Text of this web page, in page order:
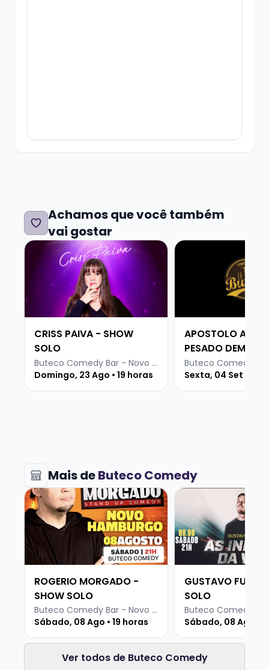
show.
É isso, divirta-se!
Achamos que você também
vai gostar
Veja mais sobre CRISS PAIVA - SHOW SOLO
CRISS PAIVA - SHOW
SOLO
Buteco Comedy Bar - Novo Hamburgo
Domingo, 23 Ago • 19 horas
Veja mais sobre
APOSTOLO
PESADO DEMAIS
INTERNET
Sexta, 04 Set • 19
Mais deButeco Comedy
Veja mais sobre ROGERIO MORGADO - SHOW SOLO
ROGERIO MORGADO -
SHOW SOLO
Buteco Comedy Bar - Novo Hamburgo
Sábado, 08 Ago • 19 horas
Veja mais sobre
GUSTAVO
SOLO
Sábado, 08 Ago •
Ver todos de Buteco Comedy